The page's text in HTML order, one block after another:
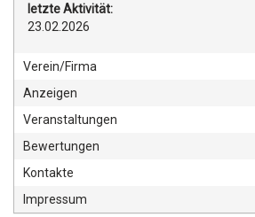
letzte Aktivität:
23.02.2026
Verein/Firma
Anzeigen
Veranstaltungen
Bewertungen
Kontakte
Impressum